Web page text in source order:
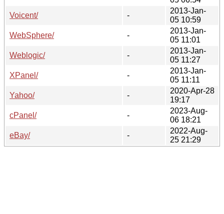
Voicent/
-
2013-Jan-
05 10:59
WebSphere/
-
2013-Jan-
05 11:01
Weblogic/
-
2013-Jan-
05 11:27
XPanel/
-
2013-Jan-
05 11:11
Yahoo/
-
2020-Apr-28
19:17
cPanel/
-
2023-Aug-
06 18:21
eBay/
-
2022-Aug-
25 21:29